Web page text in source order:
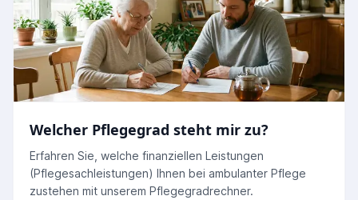
Welcher Pflegegrad steht mir zu?
Erfahren Sie, welche finanziellen Leistungen
(Pflegesachleistungen) Ihnen bei ambulanter Pflege
zustehen mit unserem Pflegegradrechner.